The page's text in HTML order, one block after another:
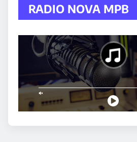
RADIO NOVA MPB